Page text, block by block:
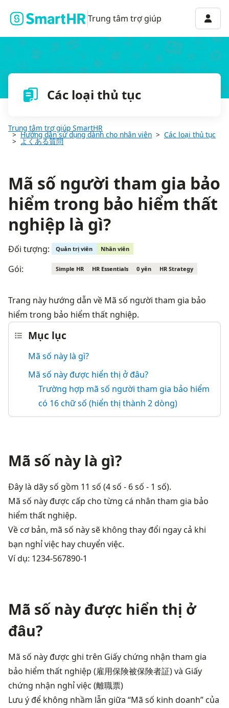
Trung tâm trợ giúp
Các loại thủ tục
Trung tâm trợ giúp SmartHR
Hướng dẫn sử dụng dành cho nhân viên Các loại thủ tục
よくある質問
Mã số người tham gia bảo
hiểm trong bảo hiểm thất
nghiệp là gì?
Đối tượng: Quản trị viên Nhân viên
Gói: Simple HR HR Essentials 0 yên HR Strategy
Trang này hướng dẫn về Mã số người tham gia bảo
hiểm trong bảo hiểm thất nghiệp.
Mục lục
Mã số này là gì?
Mã số này được hiển thị ở đâu?
Trường hợp mã số người tham gia bảo hiểm
có 16 chữ số (hiển thị thành 2 dòng)
Mã số này là gì?
Đây là dãy số gồm 11 số (4 số - 6 số - 1 số).
Mã số này được cấp cho từng cá nhân tham gia bảo
hiểm thất nghiệp.
Về cơ bản, mã số này sẽ không thay đổi ngay cả khi
bạn nghỉ việc hay chuyển việc.
Ví dụ: 1234-567890-1
Mã số này được hiển thị ở
đâu?
Mã số này được ghi trên Giấy chứng nhận tham gia
bảo hiểm thất nghiệp (雇用保険被保険者証) và Giấy
chứng nhận nghỉ việc (離職票)
Lưu ý để không nhầm lẫn giữa “Mã số kinh doanh” của